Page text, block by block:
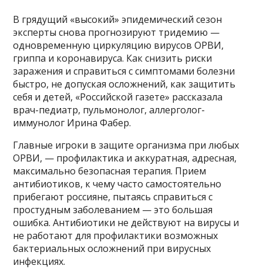
В грядущий «высокий» эпидемический сезон
эксперты снова прогнозируют тридемию —
одновременную циркуляцию вирусов ОРВИ,
гриппа и коронавируса. Как снизить риски
заражения и справиться с симптомами болезни
быстро, не допуская осложнений, как защитить
себя и детей, «Российской газете» рассказала
врач-педиатр, пульмонолог, аллерголог-
иммунолог Ирина Фабер.
Главные игроки в защите организма при любых
ОРВИ, — профилактика и аккуратная, адресная,
максимально безопасная терапия. Прием
антибиотиков, к чему часто самостоятельно
прибегают россияне, пытаясь справиться с
простудным заболеванием — это большая
ошибка. Антибиотики не действуют на вирусы и
не работают для профилактики возможных
бактериальных осложнений при вирусных
инфекциях.